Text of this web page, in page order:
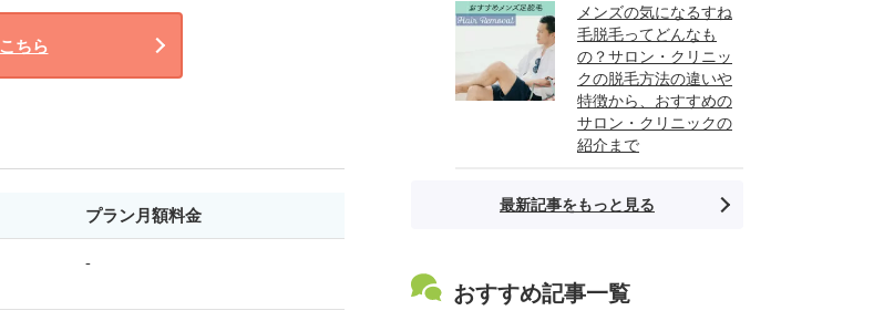
ちら
プラン月額料金
-
メンズの気になるすね
毛脱毛ってどんなも
の？サロン・クリニッ
クの脱毛方法の違いや
特徴から、おすすめの
サロン・クリニックの
紹介まで
最新記事をもっと見る
おすすめ記事一覧